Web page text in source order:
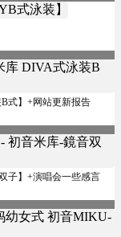
式】+网站更新报告
子】+演唱会一些感言